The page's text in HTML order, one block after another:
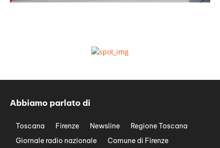
Abbiamo parlato di
Toscana Firenze Newsline
Regione Toscana
Giornale radio nazionale
Comune di Firenze